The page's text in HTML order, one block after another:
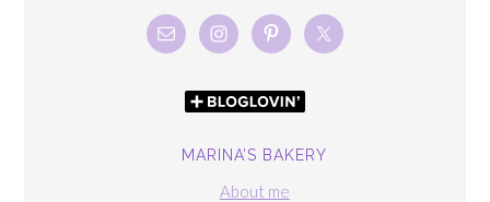
MARINA’S BAKERY
About me